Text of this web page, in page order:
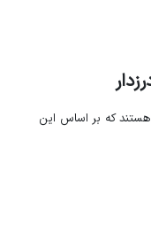
که بر اساس این